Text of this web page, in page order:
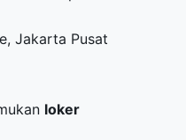
Jakarta Pusat
loker